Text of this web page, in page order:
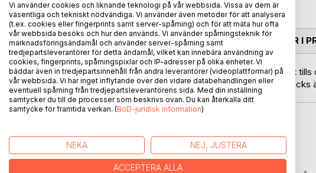
BESKRIVNING
Kroko Dil hittade ett guldägg och måste nu ta hand om det
länge men tiden går snabbt när man sjunger och till slut
FÖRFATTARE KOMMENTARER I
ANDRA TITLAR HOSBoD
Vi använder cookies och liknande teknologi på vår webbsida. Vissa av dem är
väsentliga och tekniskt nödvändiga. Vi använder även metoder för att analysera
(t.ex. cookies eller fingerprints samt server-spårning) och för att mäta hur ofta
vår webbsida besöks och hur den används. Vi använder spårningsteknik för
marknadsföringsändamål och använder server-spårning samt
tredjepartsleverantörer för detta ändamål, vilket kan innebära användning av
cookies, fingerprints, spårningspixlar och IP-adresser på olika enheter. Vi
bäddar även in tredjepartsinnehåll från andra leverantörer (videoplattformar) på
vår webbsida. Vi har inget inflytande över den vidare databehandlingen eller
eventuell spårning från tredjepartsleverantörens sida. Med din inställning
samtycker du till de processer som beskrivs ovan. Du kan återkalla ditt
samtycke för framtida verkan. (BoD-juridisk information)
NEKA NEJ, JUSTERA
ACCEPTERA ALLA